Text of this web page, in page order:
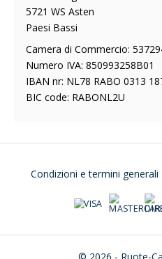
5721 WS Asten
Paesi Bassi
Camera di Commercio:
Numero IVA: 850993258B01
IBAN nr: NL78 RABO 0313
BIC code: RABONL2U
Condizioni e termini generali